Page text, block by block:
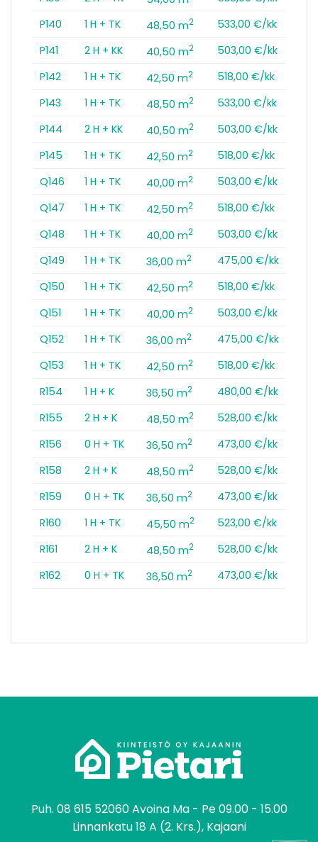
P140
1 H + TK 48,50 m2
533,00 €/kk
P141
2 H + KK 40,50 m2
503,00 €/kk
P142
1 H + TK 42,50 m2
518,00 €/kk
P143
1 H + TK 48,50 m2
533,00 €/kk
P144
2 H + KK 40,50 m2
503,00 €/kk
P145
1 H + TK 42,50 m2
518,00 €/kk
Q146
1 H + TK 40,00 m2
503,00 €/kk
Q147
1 H + TK 42,50 m2
518,00 €/kk
Q148
1 H + TK 40,00 m2
503,00 €/kk
Q149
1 H + TK 36,00 m2
475,00 €/kk
Q150
1 H + TK 42,50 m2
518,00 €/kk
Q151
1 H + TK 40,00 m2
503,00 €/kk
Q152
1 H + TK 36,00 m2
475,00 €/kk
Q153
1 H + TK 42,50 m2
518,00 €/kk
R154
1 H + K 36,50 m2
480,00 €/kk
R155
2 H + K 48,50 m2
528,00 €/kk
R156
0 H + TK 36,50 m2
473,00 €/kk
R158
2 H + K 48,50 m2
528,00 €/kk
R159
0 H + TK 36,50 m2
473,00 €/kk
R160
1 H + TK 45,50 m2
523,00 €/kk
R161
2 H + K 48,50 m2
528,00 €/kk
R162
0 H + TK 36,50 m2 473,00 €/kk
Puh. 08 615 52060Avoina Ma - Pe 09.00 - 15.00
Linnankatu 18 A (2. Krs.), Kajaani